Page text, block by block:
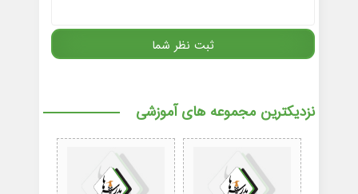
نزدیکترین مجموعه های آموزشی